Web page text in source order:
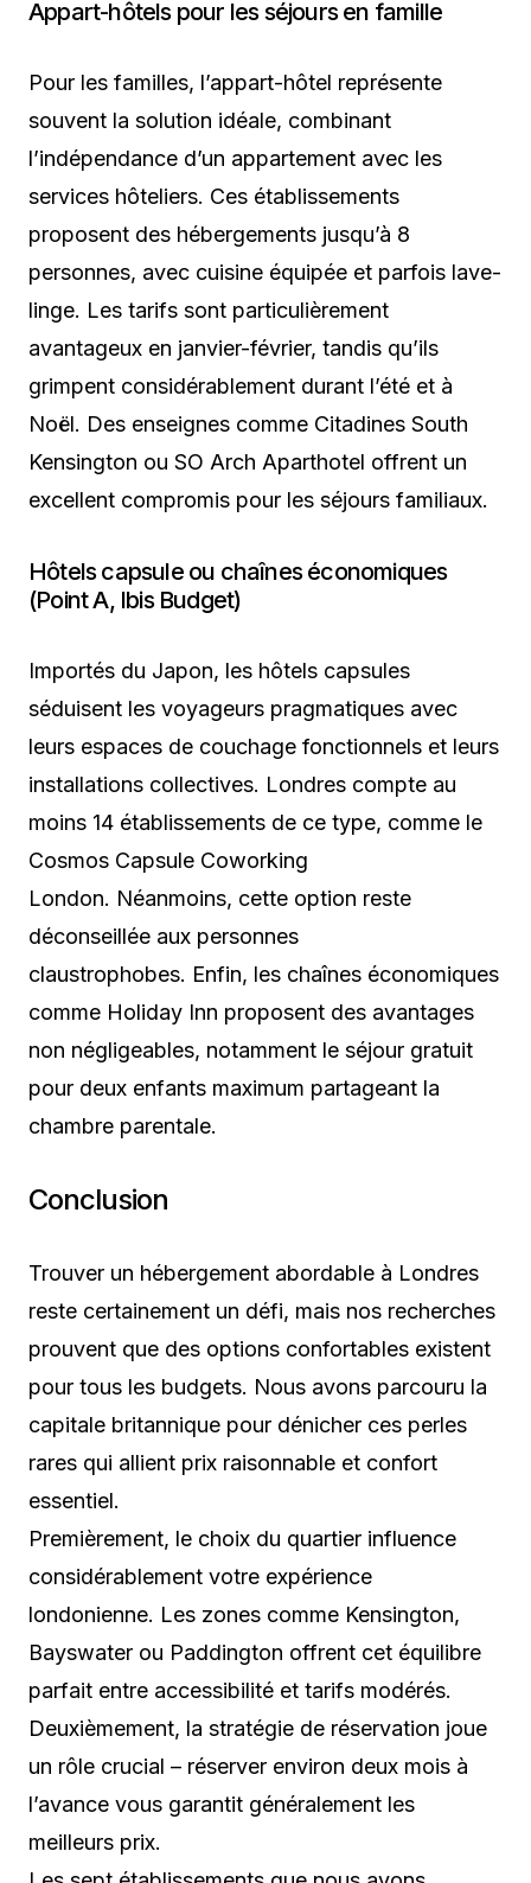
Appart-hôtels pour les séjours en famille
Pour les familles, l’appart-hôtel représente
souvent la solution idéale, combinant
l’indépendance d’un appartement avec les
services hôteliers. Ces établissements
proposent des hébergements jusqu’à 8
personnes, avec cuisine équipée et parfois lave-
linge. Les tarifs sont particulièrement
avantageux en janvier-février, tandis qu’ils
grimpent considérablement durant l’été et à
Noël. Des enseignes comme Citadines South
Kensington ou SO Arch Aparthotel offrent un
excellent compromis pour les séjours familiaux.
Hôtels capsule ou chaînes économiques
(Point A, Ibis Budget)
Importés du Japon, les hôtels capsules
séduisent les voyageurs pragmatiques avec
leurs espaces de couchage fonctionnels et leurs
installations collectives. Londres compte au
moins 14 établissements de ce type, comme le
Cosmos Capsule Coworking
London. Néanmoins, cette option reste
déconseillée aux personnes
claustrophobes. Enfin, les chaînes économiques
comme Holiday Inn proposent des avantages
non négligeables, notamment le séjour gratuit
pour deux enfants maximum partageant la
chambre parentale.
Conclusion
Trouver un hébergement abordable à Londres
reste certainement un défi, mais nos recherches
prouvent que des options confortables existent
pour tous les budgets. Nous avons parcouru la
capitale britannique pour dénicher ces perles
rares qui allient prix raisonnable et confort
essentiel.
Premièrement, le choix du quartier influence
considérablement votre expérience
londonienne. Les zones comme Kensington,
Bayswater ou Paddington offrent cet équilibre
parfait entre accessibilité et tarifs modérés.
Deuxièmement, la stratégie de réservation joue
un rôle crucial – réserver environ deux mois à
l’avance vous garantit généralement les
meilleurs prix.